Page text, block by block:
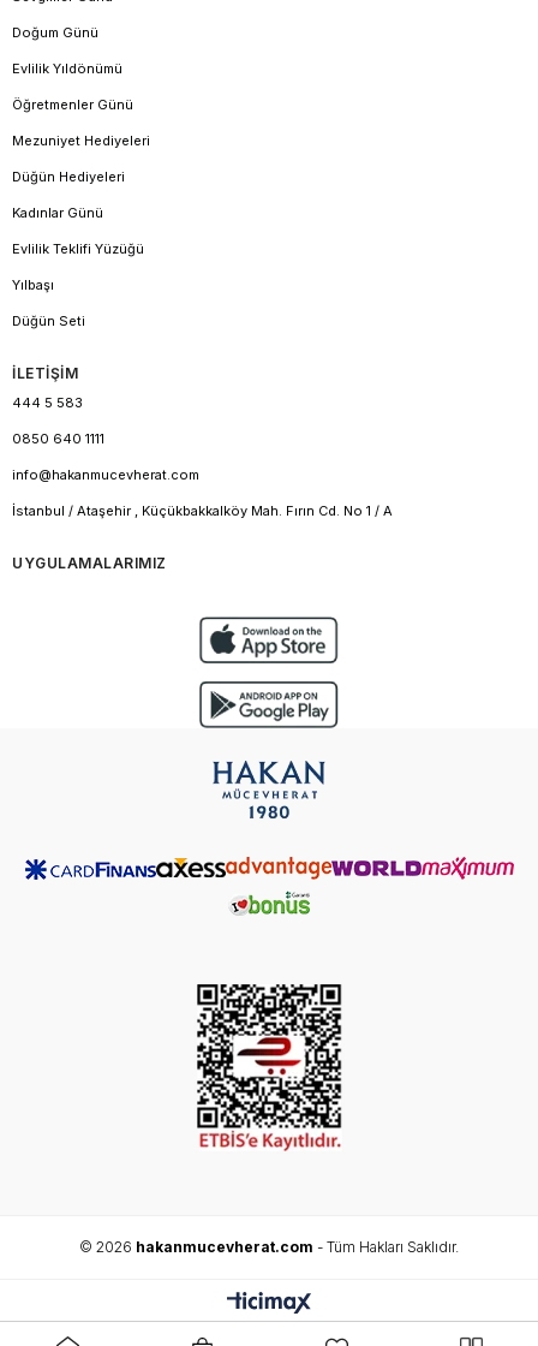
Doğum Günü
Evlilik Yıldönümü
Öğretmenler Günü
Mezuniyet Hediyeleri
Düğün Hediyeleri
Kadınlar Günü
Evlilik Teklifi Yüzüğü
Yılbaşı
Düğün Seti
İLETİŞİM
444 5 583
0850 640 1111
info@hakanmucevherat.com
İstanbul / Ataşehir , Küçükbakkalköy Mah. Fırın Cd. No 1 / A
UYGULAMALARIMIZ
© 2026 hakanmucevherat.com - Tüm Hakları Saklıdır.